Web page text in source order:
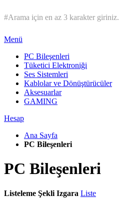
#Arama için en az 3 karakter giriniz.
Menü
PC Bileşenleri
Tüketici Elektroniği
Ses Sistemleri
Kablolar ve Dönüştürücüler
Aksesuarlar
GAMING
Hesap
Ana Sayfa
PC Bileşenleri
PC Bileşenleri
Listeleme Şekli Izgara Liste